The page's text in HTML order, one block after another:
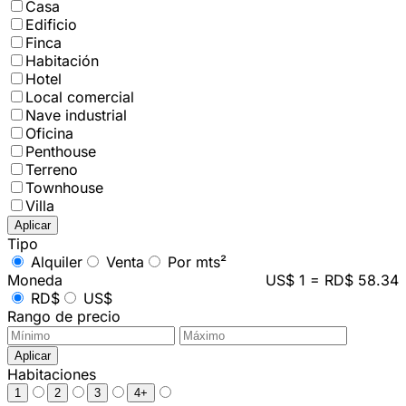
Casa
Edificio
Finca
Habitación
Hotel
Local comercial
Nave industrial
Oficina
Penthouse
Terreno
Townhouse
Villa
Aplicar
Tipo
Alquiler
Venta
Por mts²
Moneda
US$ 1 = RD$ 58.34
RD$
US$
Rango de precio
Aplicar
Habitaciones
1 2 3 4+